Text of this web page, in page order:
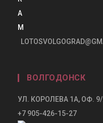
ВОЛГОДОНСК
УЛ. КОРОЛЕВА 1А, ОФ.
+7 905-426-15-